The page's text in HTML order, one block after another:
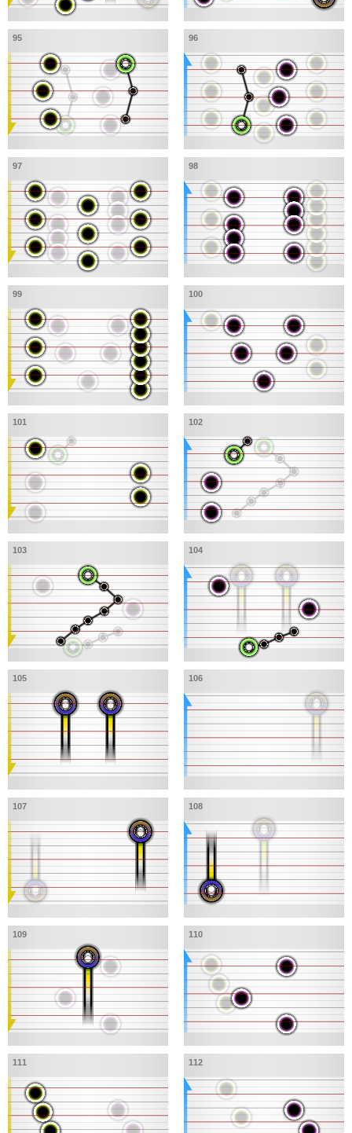
95 96
97 98
99 100
101 102
103 104
105 106
107 108
109 110
111 112